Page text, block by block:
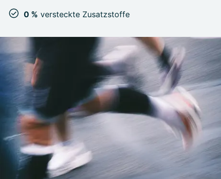
0 % versteckte Zusatzstoffe